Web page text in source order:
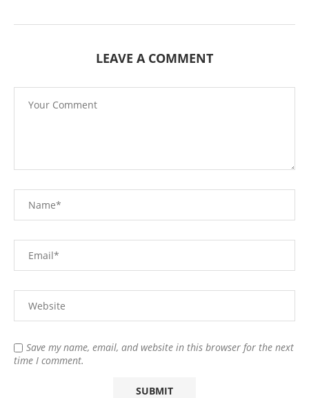
LEAVE A COMMENT
Save my name, email, and website in this browser for the next
time I comment.